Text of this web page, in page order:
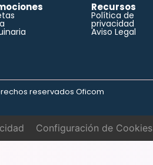
Recursos
Política de
privacidad
Aviso Legal
reservados Oficom
Configuración de Cookies